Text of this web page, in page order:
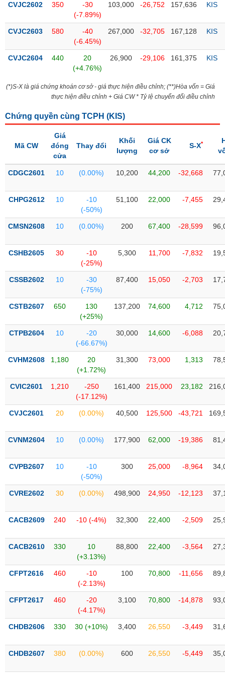
thái
phiếu
thị
Niêm
yết
Niêm
mới
yết
bổ
Hủy
yết
dõi
biệt
được
ký
Danh
phiếu
tiết
quan
dịch
chính
tích
thuật
sơ
doanh
Tin
CVJC2602 350
-30
(-7.89%)
103,000 -26,752 157,636 KIS
CVJC2603 580
-40
(-6.45%)
267,000 -32,705 167,128 KIS
CVJC2604 440
20
(+4.76%)
26,900 -29,106 161,375 KIS
(*)S-X là giá chứng khoán cơ sở - giá thực hiện điều chỉnh; (**)Hòa vốn = Giá
thực hiện điều chỉnh + Giá CW * Tỷ lệ chuyển đổi điều chỉnh
Chứng quyền cùng TCPH (KIS)
Mã CW
Giá
đóng
cửa
Thay đổi
Khối
lượng
Giá CK
cơ sở
S-X*
CDGC2601 10 (0.00%) 10,200 44,200 -32,668
CHPG2612 10
-10
(-50%)
51,100 22,000 -7,455
CMSN2608 10 (0.00%) 200 67,400 -28,599
CSHB2605 30
-10
(-25%)
5,300 11,700 -7,832
CSSB2602 10
-30
(-75%)
87,400 15,050 -2,703
CSTB2607 650
130
(+25%)
137,200 74,600 4,712
CTPB2604 10
-20
(-66.67%)
30,000 14,600 -6,088
CVHM2608 1,180
20
(+1.72%)
31,300 73,000 1,313
CVIC2601 1,210
-250
(-17.12%)
161,400 215,000 23,182
CVJC2601 20 (0.00%) 40,500 125,500 -43,721
CVNM2604 10 (0.00%) 177,900 62,000 -19,386
CVPB2607 10
-10
(-50%)
300 25,000 -8,964
CVRE2602 30 (0.00%) 498,900 24,950 -12,123
CACB2609 240 -10 (-4%) 32,300 22,400 -2,509
CACB2610 330
10
(+3.13%)
88,800 22,400 -3,564
CFPT2616 460
-10
(-2.13%)
100 70,800 -11,656
CFPT2617 460
-20
(-4.17%)
3,100 70,800 -14,878
CHDB2606 330 30 (+10%) 3,400 26,550 -3,449
CHDB2607 380 (0.00%) 600 26,550 -5,449
NGÀNH
NGHIỆP
CỔ
PHÁI
TRÁI
PHIẾU
CÔNG
CỤ
TƯ
XUẤT
LIỆU
MỚI
(-)
SECTOR
NĂNG
VẬT
CÔNG